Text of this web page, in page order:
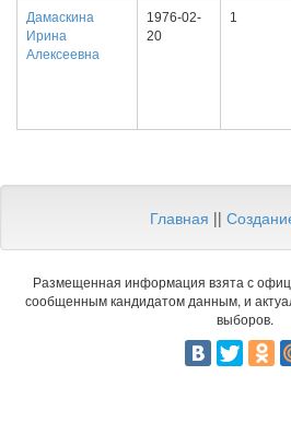
Дамаскина
Ирина
Алексеевна
1976-02-
20
1
Главная ||
Размещенная информация взята с
сообщенным кандидатом данным, и
выборов.